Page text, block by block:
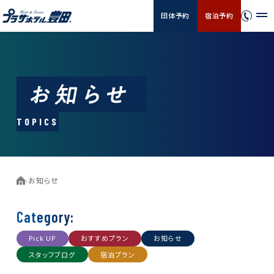
団体予約 宿泊予約
TOPICS
›お知らせ
Category:
Pick UP おすすめプラン
お知らせ
スタッフブログ
宿泊プラン